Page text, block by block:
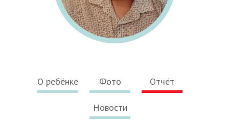
О ребёнке Фото Отчёт
Новости